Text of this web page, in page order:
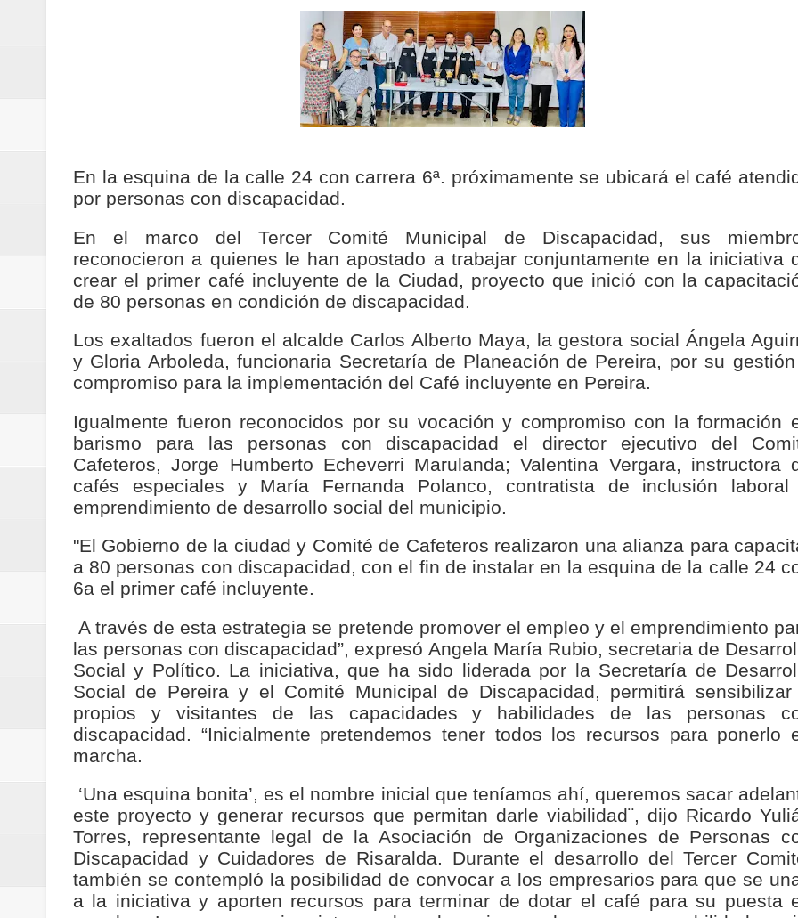
posesión presidencial
Regionetnoticias / La Alcaldía de Pereira continúa renovando espacios comunitarios que llevaban
Regionetnoticias / Agua potable transforma la vida de 68 estudiantes rurales en Filadelfia gracias
Caldas
Regionetnoticias / Población vulnerable en Tuluá tendrá comedor comunitario gracias al
Vallecaucana
Regionetnoticias / Villarrica avanza hacia una ruta definitiva de reasentamiento
Regionetnoticias / Alcaldía de Cartagena avanza en trabajos contra las inundaciones con
calle San Juan de Dios del Centro Histórico
Regionetnoticias / Estas son las millonarias inversiones del Gobierno Matiz en el municipio de
Regionetnoticias / Gobernación de Caldas hace seguimiento al avance de la construcción de 400
Regionetnoticias / Despliegue de seguridad sin precedentes: El Valle y la nación refuerzan
Regionetnoticias / Las ayudas técnicas aportaron dignidad a las personas con discapacidad de
ReGioNetNoticias / RISARALDA / Risaralda fortalece la preparación de sus municipios frente al
ReGionetNoticias / DOSQUEBRADAS / Dosquebradas fortalece la respuesta frente a tres
ReGioNetNoticias- MEDELLIN / En Medellín fue inmovilizado un bus que estaba siendo lavado
excedió límites de emisión de gases contaminantes
ReGioNetNoticias / Altas temperaturas ponen en máxima alerta al Tolima
En la esquina de la calle 24 con carrera 6ª. próximamente se ubicará el café
por personas con discapacidad.
En el marco del Tercer Comité Municipal de Discapacidad, sus
reconocieron a quienes le han apostado a trabajar conjuntamente en la iniciativa
crear el primer café incluyente de la Ciudad, proyecto que inició con la
de 80 personas en condición de discapacidad.
Los exaltados fueron el alcalde Carlos Alberto Maya, la gestora social Ángela
y Gloria Arboleda, funcionaria Secretaría de Planeación de Pereira, por su
compromiso para la implementación del Café incluyente en Pereira.
Igualmente fueron reconocidos por su vocación y compromiso con la formación
barismo para las personas con discapacidad el director ejecutivo del
Cafeteros, Jorge Humberto Echeverri Marulanda; Valentina Vergara, instructora
cafés especiales y María Fernanda Polanco, contratista de inclusión
emprendimiento de desarrollo social del municipio.
"El Gobierno de la ciudad y Comité de Cafeteros realizaron una alianza para
a 80 personas con discapacidad, con el fin de instalar en la esquina de la calle 24
6a el primer café incluyente.
A través de esta estrategia se pretende promover el empleo y el emprendimiento
las personas con discapacidad”, expresó Angela María Rubio, secretaria de
Social y Político. La iniciativa, que ha sido liderada por la Secretaría de
Social de Pereira y el Comité Municipal de Discapacidad, permitirá
propios y visitantes de las capacidades y habilidades de las personas
discapacidad. “Inicialmente pretendemos tener todos los recursos para ponerlo
marcha.
‘Una esquina bonita’, es el nombre inicial que teníamos ahí, queremos sacar
este proyecto y generar recursos que permitan darle viabilidad¨, dijo Ricardo
Torres, representante legal de la Asociación de Organizaciones de Personas
Discapacidad y Cuidadores de Risaralda. Durante el desarrollo del Tercer
también se contempló la posibilidad de convocar a los empresarios para que se
a la iniciativa y aporten recursos para terminar de dotar el café para su puesta